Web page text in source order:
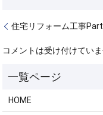
住宅リフォーム工事Part
コメントは受け付けていま
HOME